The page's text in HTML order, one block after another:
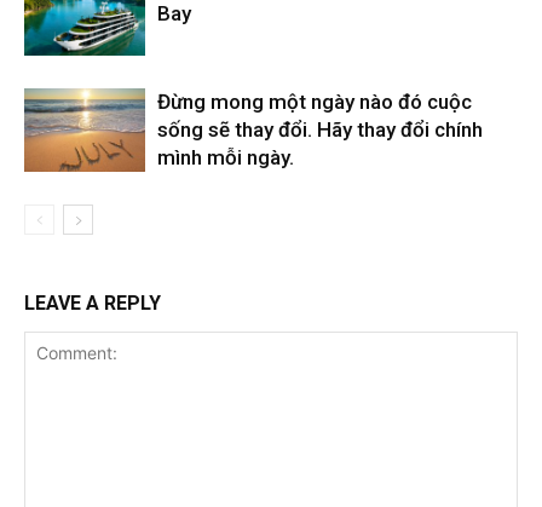
Bay
Đừng mong một ngày nào đó cuộc
sống sẽ thay đổi. Hãy thay đổi chính
mình mỗi ngày.
LEAVE A REPLY